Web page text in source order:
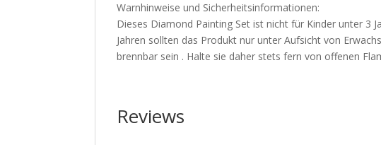
Warnhinweise und Sicherheitsinformationen:
Dieses Diamond Painting Set ist nicht für Kinder unter 3
Jahren sollten das Produkt nur unter Aufsicht von
brennbar sein . Halte sie daher stets fern von offenen
Reviews